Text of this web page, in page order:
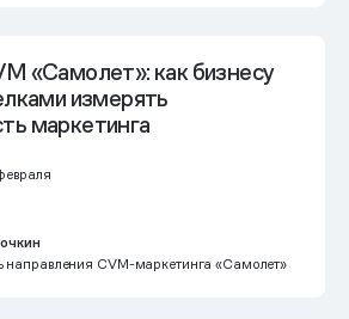
«Самолет»: как бизнесу
измерять
маркетинга
направления CVM-маркетинга «Самолет»